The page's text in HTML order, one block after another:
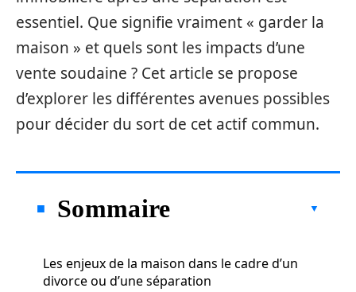
essentiel. Que signifie vraiment « garder la
maison » et quels sont les impacts d’une
vente soudaine ? Cet article se propose
d’explorer les différentes avenues possibles
pour décider du sort de cet actif commun.
Sommaire
Les enjeux de la maison dans le cadre d’un
divorce ou d’une séparation